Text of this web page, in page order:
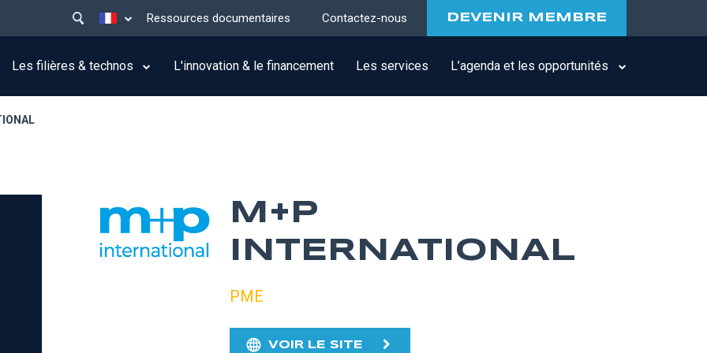
Lister les actions supplémentaires
menu
top
Ressources documentaires Contactez-nous DEVENIR MEMBRE
Les filières & technos L'innovation & le financement Les services L’agenda et les opportunités
M+P
INTERNATIONAL
PME
VOIR LE SITE